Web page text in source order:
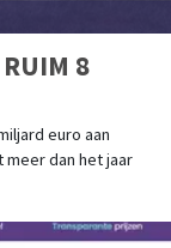
8
euro aan
dan het jaar